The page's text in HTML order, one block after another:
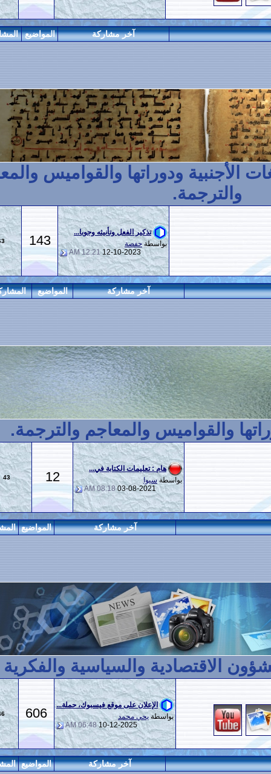
آخر مشاركة المواضيع المشاركات المراقبين
ودوراتها والقواميس والمعاجم
تذكير الفعل وتأنيثه وجوبا...
143
463
آخر مشاركة المواضيع المشاركات المراقبين
والمعاجم والترجمة.
هام : تعليمات الكتابة في...
12
43
آخر مشاركة المواضيع المشاركات المراقبين
والسياسية والفكرية العامة.
الإعلان على موقع فيسبوك، حملة...
بواسطةيحي محمد
10-12-2025
06:48 AM
606
2,146
آخر مشاركة المواضيع المشاركات المراقبين